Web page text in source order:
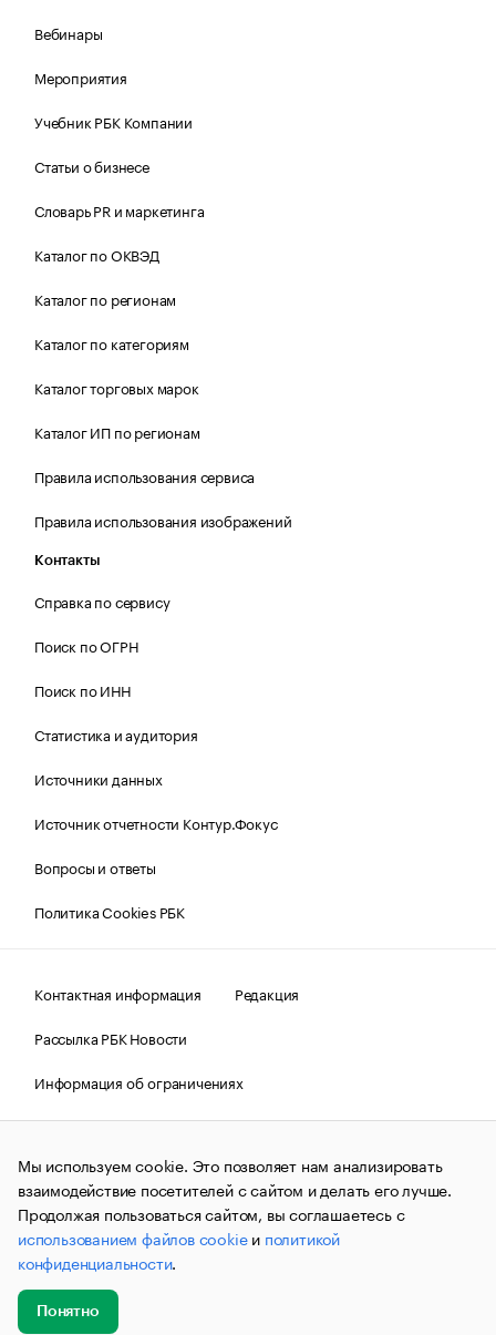
Вебинары
Мероприятия
Учебник РБК Компании
Статьи о бизнесе
Словарь PR и маркетинга
Каталог по ОКВЭД
Каталог по регионам
Каталог по категориям
Каталог торговых марок
Каталог ИП по регионам
Правила использования сервиса
Правила использования изображений
Контакты
Справка по сервису
Поиск по ОГРН
Поиск по ИНН
Статистика и аудитория
Источники данных
Источник отчетности Контур.Фокус
Вопросы и ответы
Политика Cookies РБК
Контактная информация
Редакция
Рассылка РБК Новости
Информация об ограничениях
Правовая информация
О соблюдении авторских прав
© АО «РОСБИЗНЕСКОНСАЛТИНГ»,1995–2026.Сообщения
и материалы информационного агентства «РБК»
(зарегистрировано Федеральной службой по надзору в сфере
связи, информационных технологий и массовых
коммуникаций (Роскомнадзор) 09.12.2015 за номером ИА
№ФС77-63848) сопровождаются пометкой «РБК». Отдельные
публикации могут содержать информацию,
не предназначенную для пользователей
до 18 лет.
Мы используем cookie. Это позволяет нам анализировать
взаимодействие посетителей с сайтом и делать его лучше.
Продолжая пользоваться сайтом, вы соглашаетесь с
использованием файлов cookieи политикой
конфиденциальности.
Понятно